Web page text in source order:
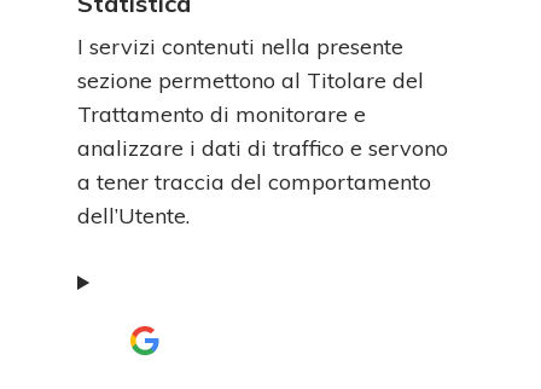
trattati:
I servizi contenuti nella presente
sezione permettono al Titolare del
Trattamento di monitorare e
analizzare i dati di traffico e servono
a tener traccia del comportamento
dell’Utente.